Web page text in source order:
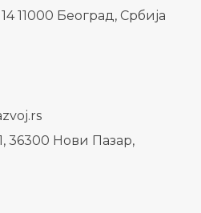
11000 Београд, Србија
36300 Нови Пазар,